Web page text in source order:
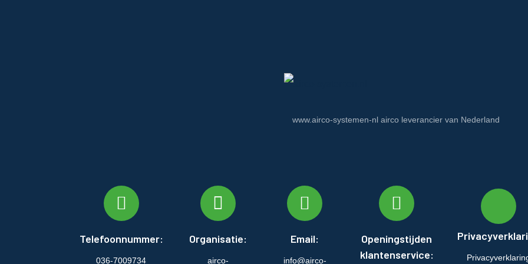
www.airco-systemen-nl airco leverancier van Nederland
Telefoonnummer:
036-7009734
Organisatie:
airco-
Email:
info@airco-
Openingstijden
klantenservice: